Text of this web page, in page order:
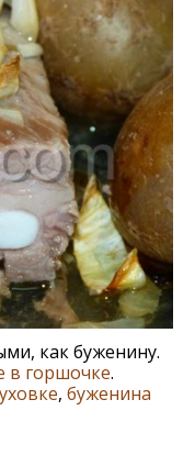
как буженину.
в горшочке.
, буженина